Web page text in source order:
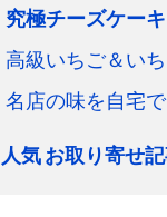
究極チーズケー
高級いちご＆い
名店の味を自宅
人気 お取り寄せ